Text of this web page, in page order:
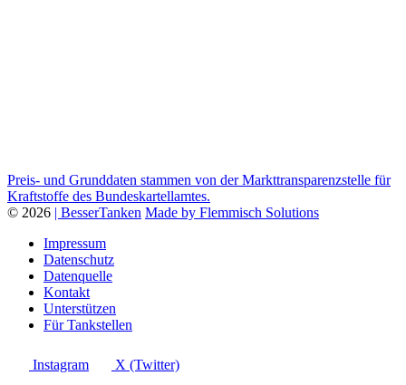
Preis- und Grunddaten stammen von der Markttransparenzstelle für
Kraftstoffe des Bundeskartellamtes.
© 2026 | BesserTanken Made by Flemmisch Solutions
Impressum
Datenschutz
Datenquelle
Kontakt
Unterstützen
Für Tankstellen
Instagram X (Twitter)